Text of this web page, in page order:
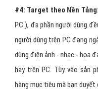
#4: Target theo Nền Tảng:
PC ), đa phần người dùng
người dùng trên PC đang
dùng điện ảnh - nhạc - họa
hay trên PC. Tùy vào sản
hàng mục tiêu mà bạn